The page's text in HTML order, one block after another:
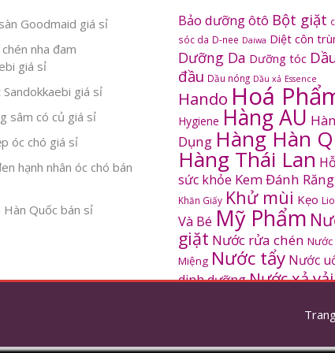
Goodmaid giá sỉ
nha đam
giá sỉ
giá sỉ
sâm có củ giá sỉ
óc chó giá sỉ
hạnh nhân óc chó bán
Quốc bán sỉ
Bảo dưỡng ôtô Bột giặt
sóc da D-nee Daiwa Diệt côn
Dưỡng Da Dưỡng tóc
đầu Dầu nóng Dầu xả Essence
Hando Hoá
Hygiene Hàng AU
Dụng Hàng Hàn
Hàng Thái Lan
sức khỏe Kem Đánh Răng
Khăn Giấy Khử mùi Kẹo
Và Bé Mỹ Phẩm
giặt Nước rửa chén Nước
Miệng Nước tẩy Nước
dinh dưỡngNước xả vải
Sâm Hàn Quốc